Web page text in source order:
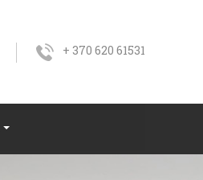
+ 370 620 61531